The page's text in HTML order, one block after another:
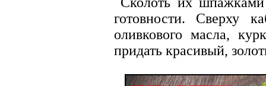
готовности. Сверху
оливкового масла,
придать красивый,